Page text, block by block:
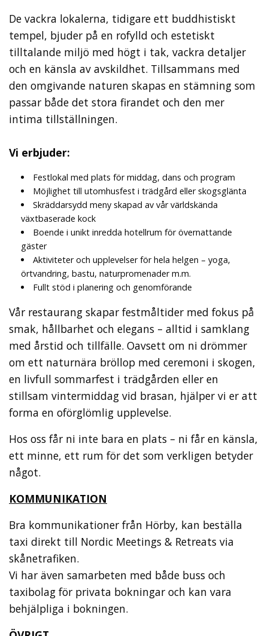
De vackra lokalerna, tidigare ett buddhistiskt
tempel, bjuder på en rofylld och estetiskt
tilltalande miljö med högt i tak, vackra detaljer
och en känsla av avskildhet. Tillsammans med
den omgivande naturen skapas en stämning som
passar både det stora firandet och den mer
intima tillställningen.
Vi erbjuder:
Festlokal med plats för middag, dans och program
Möjlighet till utomhusfest i trädgård eller skogsglänta
Skräddarsydd meny skapad av vår världskända
växtbaserade kock
Boende i unikt inredda hotellrum för övernattande
gäster
Aktiviteter och upplevelser för hela helgen – yoga,
örtvandring, bastu, naturpromenader m.m.
Fullt stöd i planering och genomförande
Vår restaurang skapar festmåltider med fokus på
smak, hållbarhet och elegans – alltid i samklang
med årstid och tillfälle. Oavsett om ni drömmer
om ett naturnära bröllop med ceremoni i skogen,
en livfull sommarfest i trädgården eller en
stillsam vintermiddag vid brasan, hjälper vi er att
forma en oförglömlig upplevelse.
Hos oss får ni inte bara en plats – ni får en känsla,
ett minne, ett rum för det som verkligen betyder
något.
KOMMUNIKATION
Bra kommunikationer från Hörby, kan beställa
taxi direkt till Nordic Meetings & Retreats via
skånetrafiken.
Vi har även samarbeten med både buss och
taxibolag för privata bokningar och kan vara
behjälpliga i bokningen.